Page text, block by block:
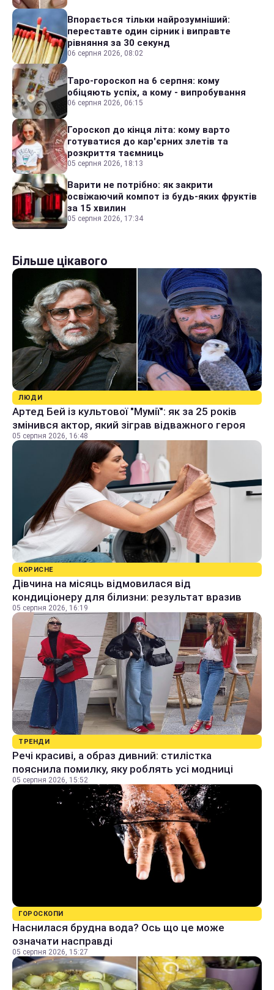
Впорається тільки найрозумніший:
переставте один сірник і виправте
рівняння за 30 секунд
06 серпня 2026, 08:02
Таро-гороскоп на 6 серпня: кому
обіцяють успіх, а кому - випробування
06 серпня 2026, 06:15
Гороскоп до кінця літа: кому варто
готуватися до кар'єрних злетів та
розкриття таємниць
05 серпня 2026, 18:13
Варити не потрібно: як закрити
освіжаючий компот із будь-яких фруктів
за 15 хвилин
05 серпня 2026, 17:34
Більше цікавого
ЛЮДИ
Артед Бей із культової "Мумії": як за 25 років
змінився актор, який зіграв відважного героя
05 серпня 2026, 16:48
КОРИСНЕ
Дівчина на місяць відмовилася від
кондиціонеру для білизни: результат вразив
05 серпня 2026, 16:19
ТРЕНДИ
Речі красиві, а образ дивний: стилістка
пояснила помилку, яку роблять усі модниці
05 серпня 2026, 15:52
ГОРОСКОПИ
Наснилася брудна вода? Ось що це може
означати насправді
05 серпня 2026, 15:27